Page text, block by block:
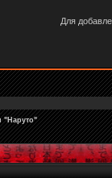
Для
"Наруто"